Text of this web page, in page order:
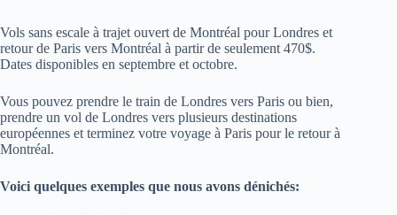
Vols sans escale à trajet ouvert de Montréal pour Londres et
retour de Paris vers Montréal à partir de seulement 470$.
Dates disponibles en septembre et octobre.
Vous pouvez prendre le train de Londres vers Paris ou bien,
prendre un vol de Londres vers plusieurs destinations
européennes et terminez votre voyage à Paris pour le retour à
Montréal.
Voici quelques exemples que nous avons dénichés: